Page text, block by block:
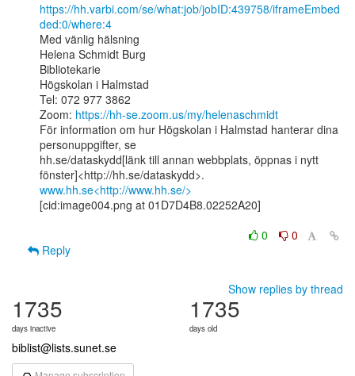
https://hh.varbi.com/se/what:job/jobID:439758/iframeEmbed
ded:0/where:4
Med vänlig hälsning
Helena Schmidt Burg
Bibliotekarie
Högskolan i Halmstad
Tel: 072 977 3862
Zoom: https://hh-se.zoom.us/my/helenaschmidt
För information om hur Högskolan i Halmstad hanterar dina
personuppgifter, se
hh.se/dataskydd[länk till annan webbplats, öppnas i nytt
www.hh.se<http://www.hh.se/>
[cid:image004.png at 01D7D4B8.02252A20]
0
0
Reply
Show replies by thread
1735
days inactive
1735
days old
biblist@lists.sunet.se